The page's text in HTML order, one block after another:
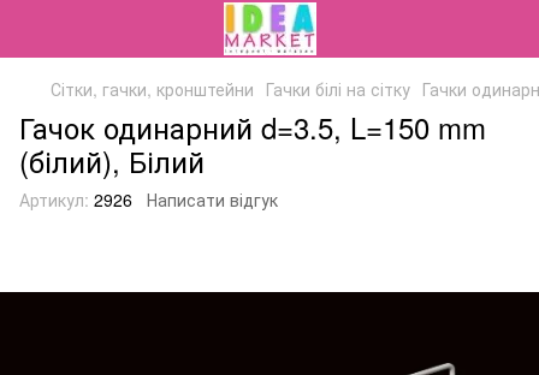
Сітки, гачки, кронштейни Гачки білі на сітку Гачки
Гачок одинарний d=3.5, L=150 mm
(білий), Білий
Артикул: 2926 Написати відгук